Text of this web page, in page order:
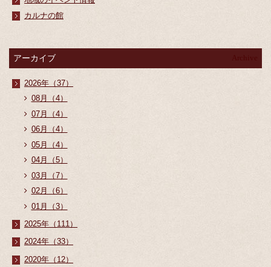
カルナの館
アーカイブ
2026年（37）
08月（4）
07月（4）
06月（4）
05月（4）
04月（5）
03月（7）
02月（6）
01月（3）
2025年（111）
2024年（33）
2020年（12）